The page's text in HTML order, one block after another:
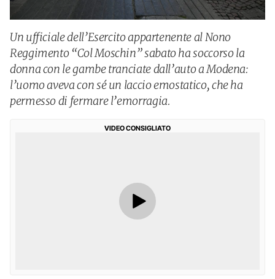
Un ufficiale dell’Esercito appartenente al Nono
Reggimento “Col Moschin” sabato ha soccorso la
donna con le gambe tranciate dall’auto a Modena:
l’uomo aveva con sé un laccio emostatico, che ha
permesso di fermare l’emorragia.
VIDEO CONSIGLIATO